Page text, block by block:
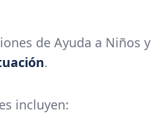
de Ayuda a Niños
.
incluyen: